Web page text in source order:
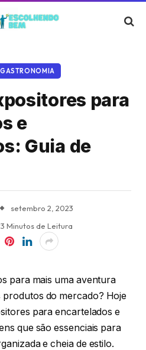
para
e
Guia de
setembro 2, 2023
Minutos de Leitura
para mais uma aventura
do mercado? Hoje
para encartelados e
que são essenciais para
e cheia de estilo.